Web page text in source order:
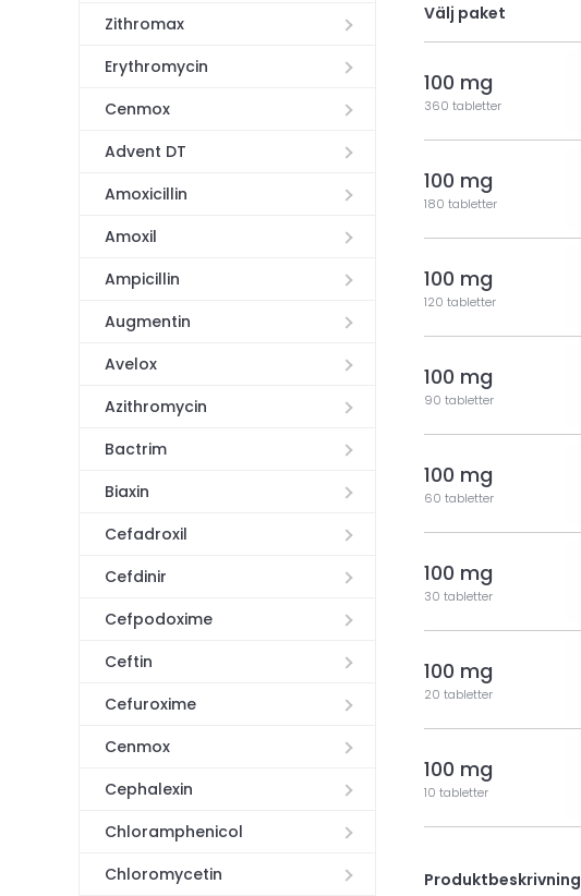
Zithromax
Erythromycin
Cenmox
Advent DT
Amoxicillin
Amoxil
Ampicillin
Augmentin
Avelox
Azithromycin
Bactrim
Biaxin
Cefadroxil
Cefdinir
Cefpodoxime
Ceftin
Cefuroxime
Cenmox
Cephalexin
Chloramphenicol
Chloromycetin
Välj paket
100 mg
360 tabletter
100 mg
180 tabletter
100 mg
120 tabletter
100 mg
90 tabletter
100 mg
60 tabletter
100 mg
30 tabletter
100 mg
20 tabletter
100 mg
10 tabletter
Produktbeskrivning